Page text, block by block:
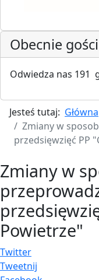
Obecnie
Odwiedza nas 191
Jesteś tutaj: Główna
Zmiany w
przedsięwzięć PP
Zmiany w
Powietrze"
Twitter
Tweetnij